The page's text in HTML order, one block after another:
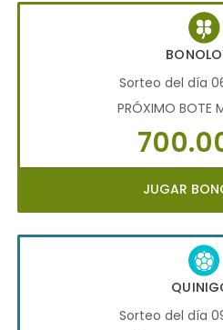
Sorteo del día
PRÓXIMO BOTE
JUGAR
Sorteo del día